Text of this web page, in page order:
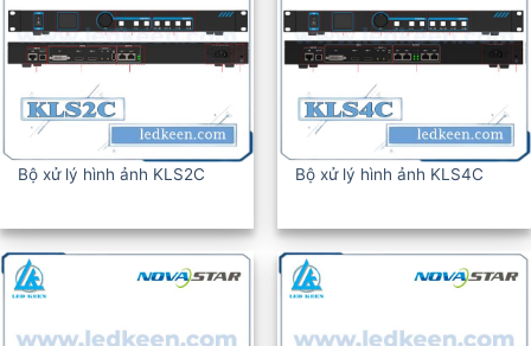
Bộ xử lý hình ảnh KLS2C Bộ xử lý hình ảnh KLS4C